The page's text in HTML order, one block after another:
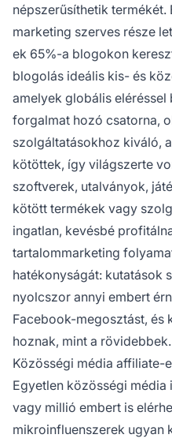
népszerűsíthetik termékét.
marketing szerves része
ek 65%-a blogokon
blogolás ideális kis- és
amelyek globális eléréssel
forgalmat hozó csatorna,
szolgáltatásokhoz kiváló,
kötöttek, így világszerte
szoftverek, utalványok,
kötött termékek vagy
ingatlan, kevésbé
tartalommarketing
hatékonyságát: kutatások
nyolcszor annyi embert
Facebook-megosztást, és
hoznak, mint a rövidebbek.
Közösségi média affiliate-
Egyetlen közösségi
vagy millió embert is
mikroinfluenszerek ugyan